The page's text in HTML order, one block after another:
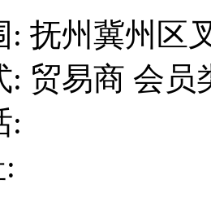
: 抚州冀州区
: 贸易商 会员
: